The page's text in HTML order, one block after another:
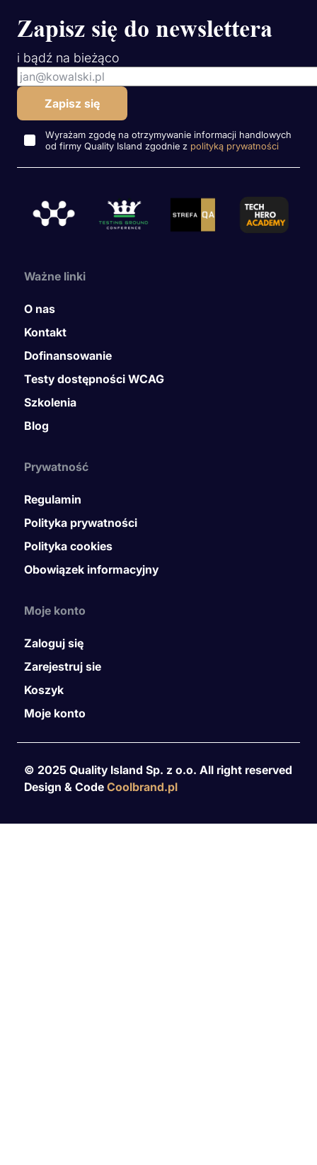
Zapisz się do newslettera
i bądź na bieżąco
Wyrażam zgodę na otrzymywanie informacji handlowych
od firmy Quality Island zgodnie z polityką prywatności
Ważne linki
O nas
Kontakt
Dofinansowanie
Testy dostępności WCAG
Szkolenia
Blog
Prywatność
Regulamin
Polityka prywatności
Polityka cookies
Obowiązek informacyjny
Moje konto
Zaloguj się
Zarejestruj sie
Koszyk
Moje konto
© 2025 Quality Island Sp. z o.o. All right reserved
Design & Code Coolbrand.pl